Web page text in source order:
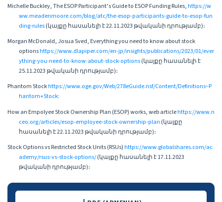
Michelle Buckley, The ESOP Participant’s Guide to ESOP Funding Rules,https://w
ww.meadenmoore.com/blog/atc/the-esop-participants-guide-to-esop-fun
ding-rules(կայքը հասանելի է 22.11.2023 թվականի դրությամբ)։
Morgan McDonald, Josua Sved, Everything you need to know about stock
optionshttps://www.dlapiper.com/en-jp/insights/publications/2023/01/ever
ything-you-need-to-know-about-stock-options(կայքը հասանելի է
25.11.2023 թվականի դրությամբ)։
Phantom Stockhttps://www.oge.gov/Web/278eGuide.nsf/Content/Definitions~P
hantom+Stock:
How an Empolyee Stock Ownership Plan (ESOP) works, web articlehttps://www.n
ceo.org/articles/esop-employee-stock-ownership-plan (կայքը
հասանելի է 22.11.2023 թվականի դրությամբ)։
Stock Options vs Restricted Stock Units (RSUs)https://www.globalshares.com/ac
ademy/rsus-vs-stock-options/(կայքը հասանելի է 17.11.2023
թվականի դրությամբ)։
Downloads